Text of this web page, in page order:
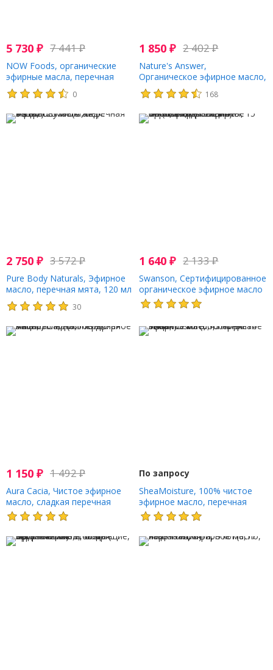
5 730 ₽ 7 441₽
NOW Foods, органические
эфирные масла, перечная
мята, 118 мл (4 жидк. унции)
0
1 850₽ 2 402₽
Nature's Answer,
Органическое эфирное масло,
100% чистая перечная мята,
0.5 ж. унц. (15 мл)168
2 750 ₽ 3 572₽
Pure Body Naturals, Эфирное
масло, перечная мята, 120 мл
(4 жидк. Унции)
30
1 640₽ 2 133₽
Swanson, Сертифицированное
органическое эфирное масло
перечной мяты, 15 мл (0,5
жидк. Унции)
1 150 ₽ 1 492₽
Aura Cacia, Чистое эфирное
масло, сладкая перечная
мята, 15 мл (0,5 жидк. Унции)
По запросу
SheaMoisture, 100% чистое
эфирное масло, перечная
мята, 13 мл (0,45 жидк. Унции)